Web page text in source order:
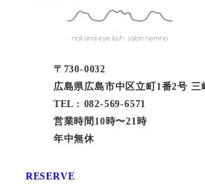
〒730-0032
広島県広島市中区立町1番2号 三
TEL : 082-569-6571
営業時間10時〜21時
年中無休
RESERVE